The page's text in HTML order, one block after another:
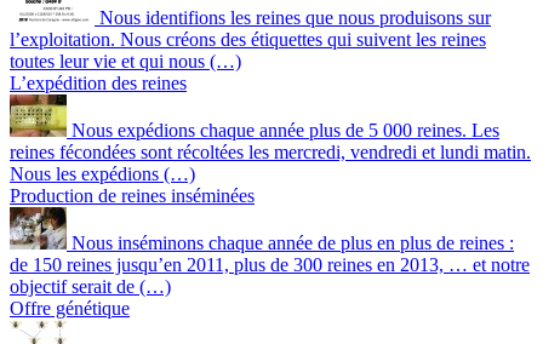
Nous identifions les reines que nous produisons sur
l’exploitation. Nous créons des étiquettes qui suivent les reines
toutes leur vie et qui nous (…)
L’expédition des reines
Nous expédions chaque année plus de 5 000 reines. Les
reines fécondées sont récoltées les mercredi, vendredi et lundi matin.
Nous les expédions (…)
Production de reines inséminées
Nous inséminons chaque année de plus en plus de reines :
de 150 reines jusqu’en 2011, plus de 300 reines en 2013, … et notre
objectif serait de (…)
Offre génétique